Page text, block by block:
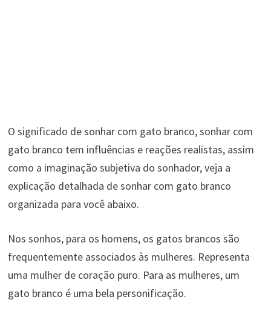
O significado de sonhar com gato branco, sonhar com
gato branco tem influências e reações realistas, assim
como a imaginação subjetiva do sonhador, veja a
explicação detalhada de sonhar com gato branco
organizada para você abaixo.
Nos sonhos, para os homens, os gatos brancos são
frequentemente associados às mulheres. Representa
uma mulher de coração puro. Para as mulheres, um
gato branco é uma bela personificação.